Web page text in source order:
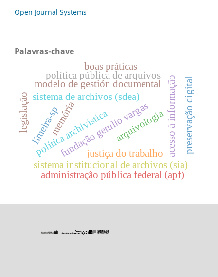
Open Journal Systems
Palavras-chave
sistema de archivos (sdea)
política archivística
sistema institucional de archivos (sia)
modelo de gestión documental acesso à informação
política pública de arquivos
administração pública federal (apf)
fundação getulio vargas
arquivologia
justiça do trabalho
legislação memória
limeira-sp
boas práticas
preservação digital